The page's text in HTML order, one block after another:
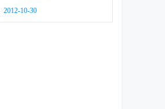
2012-10-30